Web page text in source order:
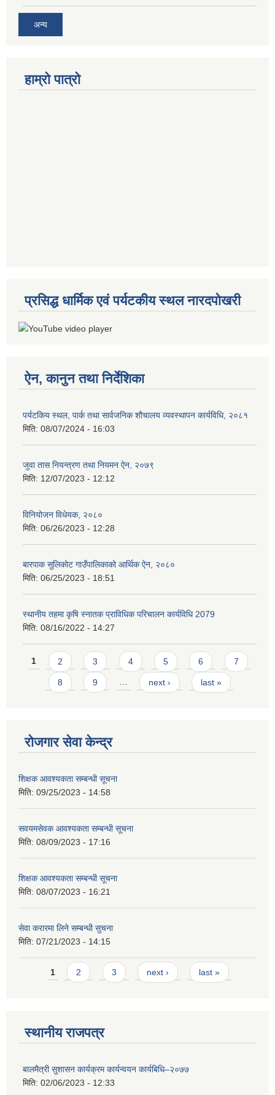
अन्य
हाम्रो पात्रो
प्रसिद्ध धार्मिक एवं पर्यटकीय स्थल नारदपोखरी
ऐन, कानुन तथा निर्देशिका
पर्यटकिय स्थल, पार्क तथा सार्वजनिक शौचालय व्यवस्थापन कार्यविधि, २०८१
मिति: 08/07/2024 - 16:03
जुवा तास नियन्त्रण तथा नियमन ऐन, २०७९
मिति: 12/07/2023 - 12:12
विनियोजन विधेयक, २०८०
मिति: 06/26/2023 - 12:28
बारपाक सुलिकोट गाउँपालिकाको आर्थिक ऐन, २०८०
मिति: 06/25/2023 - 18:51
स्थानीय तहमा कृषि स्नातक प्राविधिक परिचालन कार्यविधि 2079
मिति: 08/16/2022 - 14:27
Pages
1 2 3 4 5 6 7
8 9 … next › last »
रोजगार सेवा केन्द्र
शिक्षक आवश्यकता सम्बन्धी सूचना
मिति: 09/25/2023 - 14:58
सवयमसेवक आवश्यकता सम्बन्धी सूचना
मिति: 08/09/2023 - 17:16
शिक्षक आवश्यकता सम्बन्धी सूचना
मिति: 08/07/2023 - 16:21
सेवा करारमा लिने सम्बन्धी सुचना
मिति: 07/21/2023 - 14:15
Pages
1 2 3 next › last »
स्थानीय राजपत्र
बालमैत्री सुशासन कार्यक्रम कार्यन्वयन कार्यबिधि–२०७७
मिति: 02/06/2023 - 12:33